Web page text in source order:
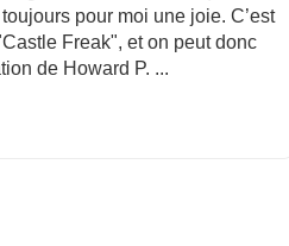
pour moi une joie. C’est
Freak", et on peut donc
de Howard P. ...